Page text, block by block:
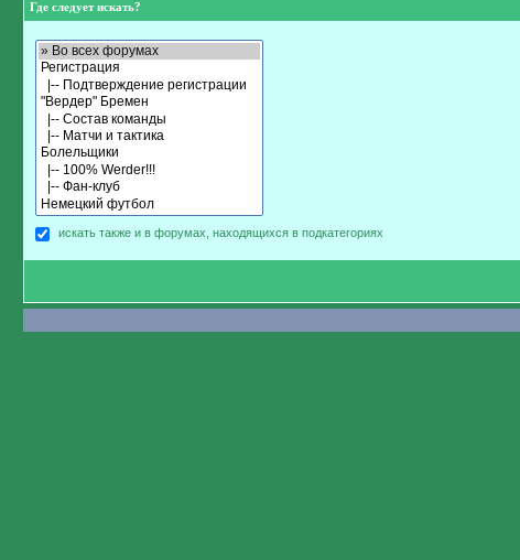
Где следует искать?
искать также и в форумах, находящихся в подкатегориях